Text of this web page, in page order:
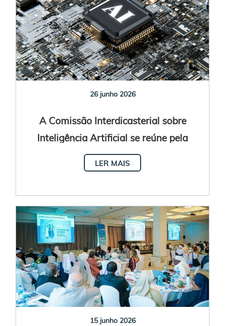
26 junho 2026
A Comissão Interdicasterial sobre
Inteligência Artificial se reúne pela
primeira vez
LER MAIS
15 junho 2026